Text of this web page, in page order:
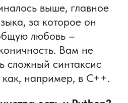
выше, главное
за которое он
любовь –
Вам не
сложный синтаксис
как, например, в С++.